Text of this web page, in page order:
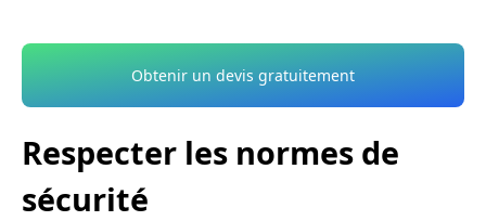
Obtenir un devis gratuitement
Respecter les normes de
sécurité